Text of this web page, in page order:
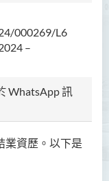
000269/L6
–
WhatsApp 訊
業資歷。以下是
深造證書(兼
深造文憑(兼
辦公室深造